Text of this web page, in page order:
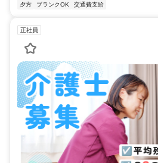
夕方
ブランクOK 交通費支給
正社員